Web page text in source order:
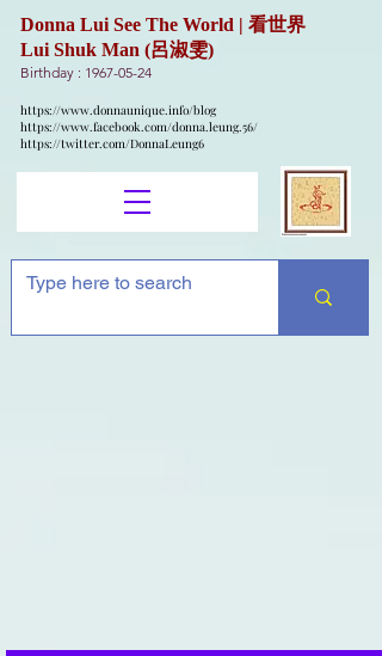
Donna Lui See The World | 看世界
Lui Shuk Man (呂淑雯)
Birthday : 1967-05-24
https://www.donnaunique.info/blog
https://www.facebook.com/donna.leung.56/
https://twitter.com/DonnaLeung6